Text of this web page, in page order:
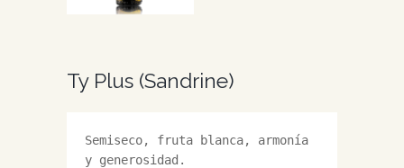
Ty Plus (Sandrine)
Semiseco, fruta blanca, armonía
y generosidad.